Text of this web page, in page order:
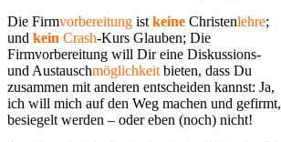
Die Firmvorbereitung istkeine Christenlehre;
und kein Crash-Kurs Glauben; Die
Firmvorbereitung will Dir eine Diskussions-
und Austauschmöglichkeitbieten, dass Du
zusammen mit anderen entscheiden kannst: Ja,
ich will mich auf den Weg machen und gefirmt,
besiegelt werden – oder eben (noch) nicht!